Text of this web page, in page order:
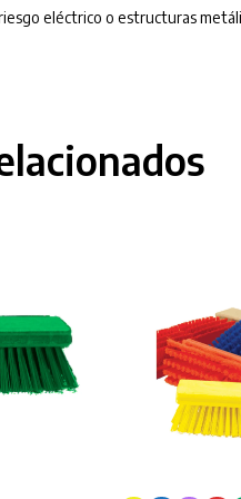
eléctrico o estructuras